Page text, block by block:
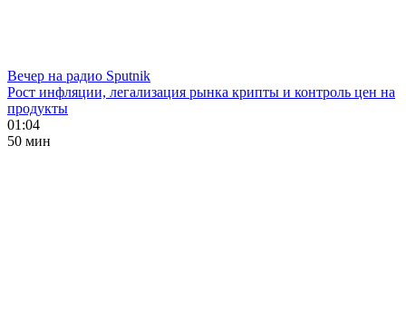
Вечер на радио Sputnik
Рост инфляции, легализация рынка крипты и контроль цен на
продукты
01:04
50 мин